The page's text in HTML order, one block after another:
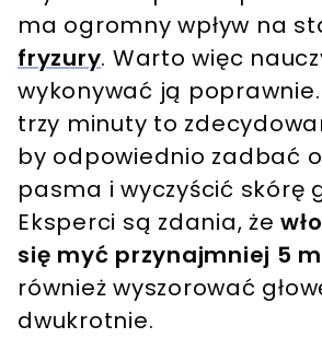
ma ogromny wpływ na
fryzury. Warto więc
wykonywać ją poprawnie.
trzy minuty to
by odpowiednio zadbać
pasma i wyczyścić skórę
Eksperci są zdania, że
się myć przynajmniej 5
również wyszorować
dwukrotnie.